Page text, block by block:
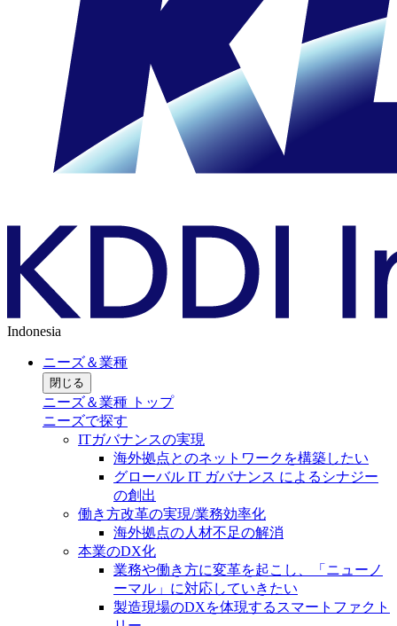
Indonesia
ニーズ＆業種
閉じる
ニーズ＆業種 トップ
ニーズで探す
ITガバナンスの実現
海外拠点とのネットワークを構築したい
グローバル IT ガバナンス によるシナジー
の創出
働き方改革の実現/業務効率化
海外拠点の人材不足の解消
本業のDX化
業務や働き方に変革を起こし、「ニューノ
ーマル」に対応していきたい
製造現場のDXを体現するスマートファクト